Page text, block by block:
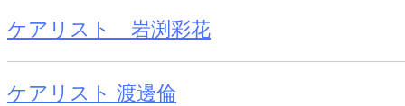
ケアリスト 岩渕彩花
ケアリスト 渡邊倫